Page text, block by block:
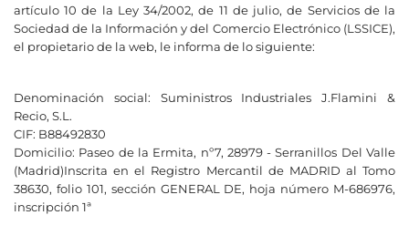
artículo 10 de la Ley 34/2002, de 11 de julio, de Servicios de la
Sociedad de la Información y del Comercio Electrónico (LSSICE),
el propietario de la web, le informa de lo siguiente:
Denominación social: Suministros Industriales J.Flamini &
Recio, S.L.
CIF: B88492830
Domicilio: Paseo de la Ermita, nº7, 28979 - Serranillos Del Valle
(Madrid)Inscrita en el Registro Mercantil de MADRID al Tomo
38630, folio 101, sección GENERAL DE, hoja número M-686976,
inscripción 1ª